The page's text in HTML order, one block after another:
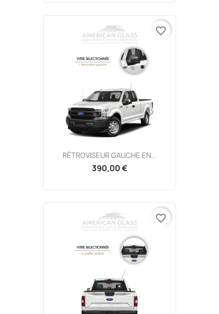
RÉTROVISEUR GAUCHE EN...
390,00 €
favorite_border
favorite_border